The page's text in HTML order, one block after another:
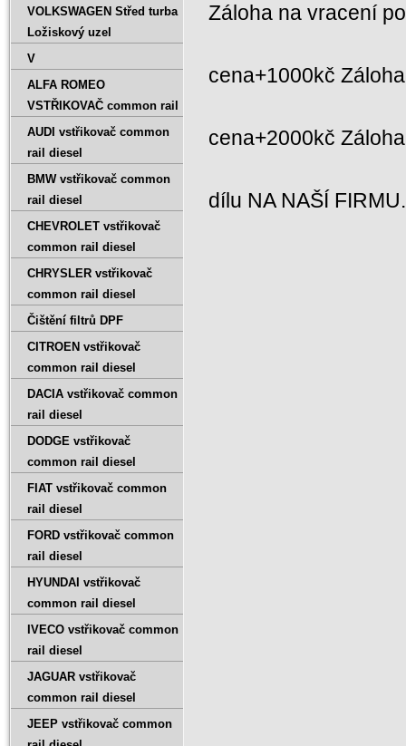
Záloha na vracení
cena+1000kč
cena+2000kč
dílu NA NAŠÍ
VOLKSWAGEN Střed turba
Ložiskový uzel
V
ALFA ROMEO
VSTŘIKOVAČ common rail
AUDI vstřikovač common
rail diesel
BMW vstřikovač common
rail diesel
CHEVROLET vstřikovač
common rail diesel
CHRYSLER vstřikovač
common rail diesel
Čištění filtrů DPF
CITROEN vstřikovač
common rail diesel
DACIA vstřikovač common
rail diesel
DODGE vstřikovač
common rail diesel
FIAT vstřikovač common
rail diesel
FORD vstřikovač common
rail diesel
HYUNDAI vstřikovač
common rail diesel
IVECO vstřikovač common
rail diesel
JAGUAR vstřikovač
common rail diesel
JEEP vstřikovač common